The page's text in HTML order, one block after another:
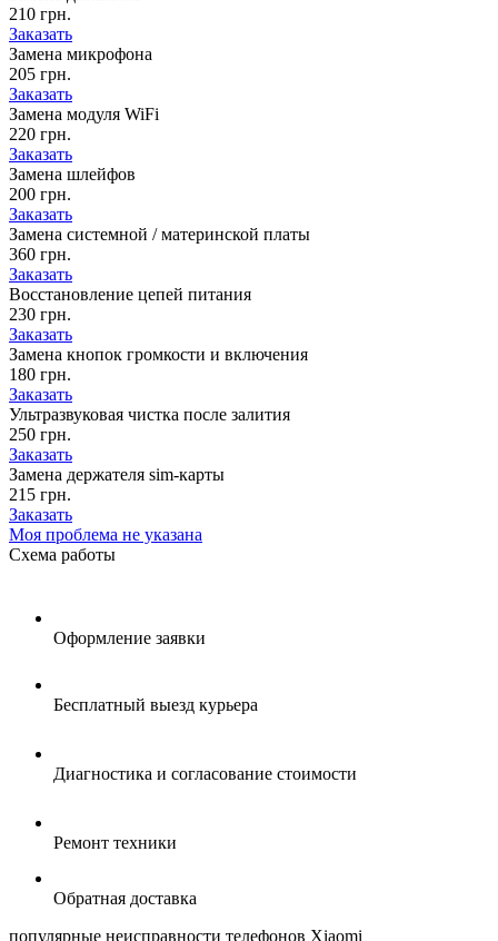
210 грн.
Заказать
Замена микрофона
205 грн.
Заказать
Замена модуля WiFi
220 грн.
Заказать
Замена шлейфов
200 грн.
Заказать
Замена системной / материнской платы
360 грн.
Заказать
Восстановление цепей питания
230 грн.
Заказать
Замена кнопок громкости и включения
180 грн.
Заказать
Ультразвуковая чистка после залития
250 грн.
Заказать
Замена держателя sim-карты
215 грн.
Заказать
Моя проблема не указана
Схема работы
Оформление заявки
Бесплатный выезд курьера
Диагностика и согласование стоимости
Ремонт техники
Обратная доставка
популярные неисправности телефонов Xiaomi